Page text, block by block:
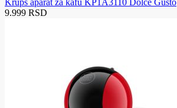
Krups aparat za kafu KP1A3110 Dolce Gusto
9.999 RSD